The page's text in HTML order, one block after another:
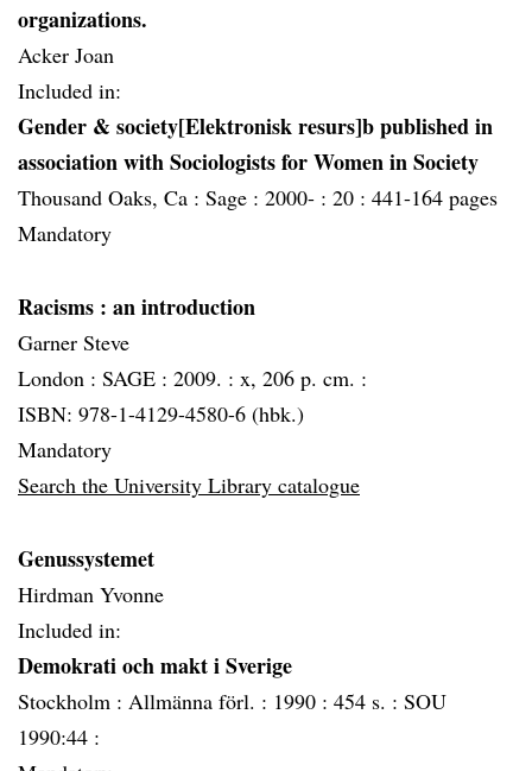
organizations.
Acker Joan
Included in:
Gender & society[Elektronisk resurs]b published in
association with Sociologists for Women in Society
Thousand Oaks, Ca : Sage : 2000- : 20 : 441-164 pages
Mandatory
Racisms : an introduction
Garner Steve
London : SAGE : 2009. : x, 206 p. cm. :
ISBN: 978-1-4129-4580-6 (hbk.)
Mandatory
Search the University Library catalogue
Genussystemet
Hirdman Yvonne
Included in:
Demokrati och makt i Sverige
Stockholm : Allmänna förl. : 1990 : 454 s. : SOU
1990:44 :